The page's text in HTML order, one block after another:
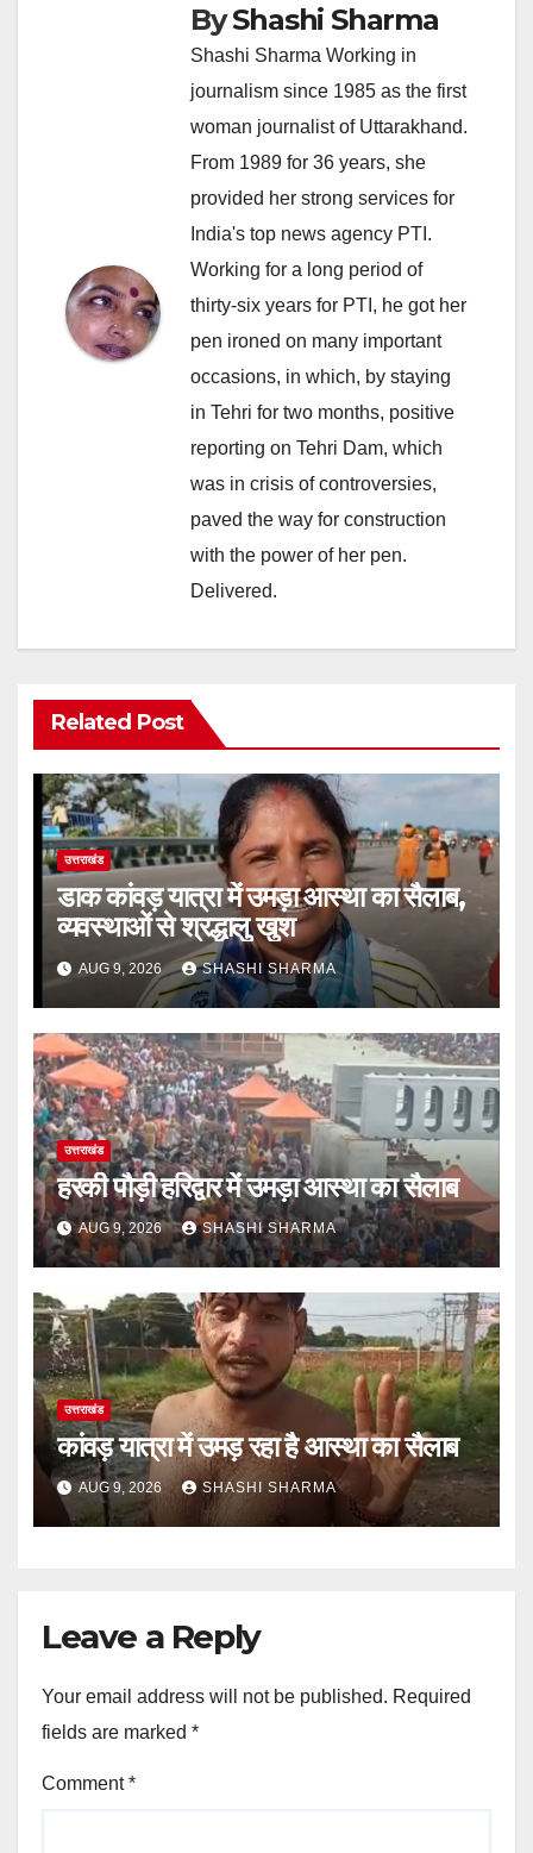
ByShashi Sharma
Shashi Sharma Working in
journalism since 1985 as the first
woman journalist of Uttarakhand.
From 1989 for 36 years, she
provided her strong services for
India's top news agency PTI.
Working for a long period of
thirty-six years for PTI, he got her
pen ironed on many important
occasions, in which, by staying
in Tehri for two months, positive
reporting on Tehri Dam, which
was in crisis of controversies,
paved the way for construction
with the power of her pen.
Delivered.
Related Post
उत्तराखंड
डाक कांवड़ यात्रा में उमड़ा आस्था का सैलाब,
व्यवस्थाओं से श्रद्धालु खुश
AUG 9, 2026 SHASHI SHARMA
उत्तराखंड
हरकी पौड़ी हरिद्वार में उमड़ा आस्था का सैलाब
AUG 9, 2026 SHASHI SHARMA
उत्तराखंड
कांवड़ यात्रा में उमड़ रहा है आस्था का सैलाब
AUG 9, 2026 SHASHI SHARMA
Leave a Reply
Your email address will not be published. Required
fields are marked *
Comment*